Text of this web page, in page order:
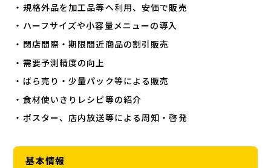
・規格外品を加工品等へ利用、安価で販売
・ハーフサイズや小容量メニューの導入
・閉店間際・期限間近商品の割引販売
・需要予測精度の向上
・ばら売り・少量パック等による販売
・食材使いきりレシピ等の紹介
・ポスター、店内放送等による周知・啓発
基本情報